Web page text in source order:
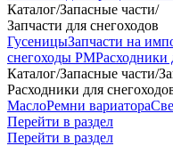
Каталог/Запасные части/
Запчасти для снегоходов
ГусеницыЗапчасти на
снегоходы РМРасходники
Каталог/Запасные части/
Расходники для
МаслоРемни вариатора
Перейти в раздел
Перейти в раздел